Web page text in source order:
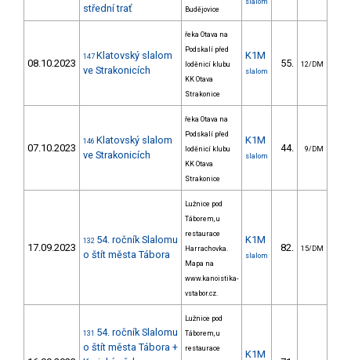
střední trať
Budějovice
slalom
08.10.2023
147 Klatovský slalom
ve Strakonicích
řeka Otava na
Podskalí před
loděnicí klubu
KK Otava
Strakonice
K1M
slalom
55. 12/DM
07.10.2023
146 Klatovský slalom
ve Strakonicích
řeka Otava na
Podskalí před
loděnicí klubu
KK Otava
Strakonice
K1M
slalom
44. 9/DM
17.09.2023
132 54. ročník Slalomu
o štít města Tábora
Lužnice pod
Táborem, u
restaurace
Harrachovka.
Mapa na
www.kanoistika-
vstabor.cz.
K1M
slalom
82. 15/DM
131 54. ročník Slalomu
o štít města Tábora +
Lužnice pod
Táborem, u
restaurace
K1M